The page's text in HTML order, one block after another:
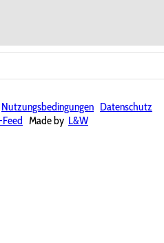
Nutzungsbedingungen Datenschutz
Made by L&W